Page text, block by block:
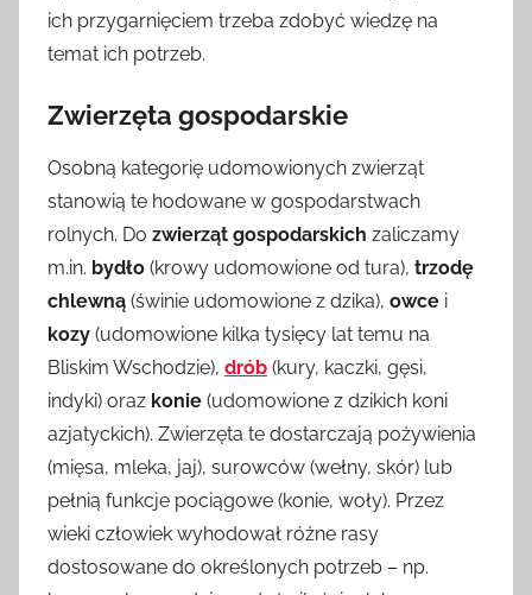
ich przygarnięciem trzeba zdobyć wiedzę na
temat ich potrzeb.
Zwierzęta gospodarskie
Osobną kategorię udomowionych zwierząt
stanowią te hodowane w gospodarstwach
rolnych. Do zwierząt gospodarskich zaliczamy
m.in. bydło (krowy udomowione od tura), trzodę
chlewną (świnie udomowione z dzika), owce i
kozy (udomowione kilka tysięcy lat temu na
Bliskim Wschodzie), drób (kury, kaczki, gęsi,
indyki) oraz konie (udomowione z dzikich koni
azjatyckich). Zwierzęta te dostarczają pożywienia
(mięsa, mleka, jaj), surowców (wełny, skór) lub
pełnią funkcje pociągowe (konie, woły). Przez
wieki człowiek wyhodował różne rasy
dostosowane do określonych potrzeb – np.